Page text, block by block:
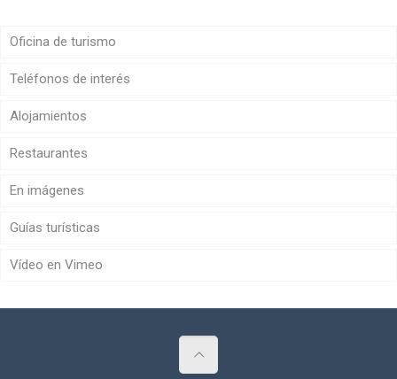
Oficina de turismo
Teléfonos de interés
Alojamientos
Restaurantes
En imágenes
Guías turísticas
Vídeo en Vimeo